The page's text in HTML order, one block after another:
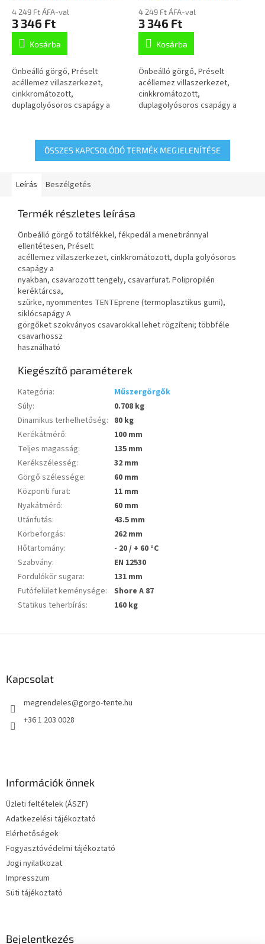
2470PJO100P30-11
4 249 Ft ÁFA-val
3 346 Ft
Kosárba
Önbeálló görgő, Préselt
acéllemez villaszerkezet,
cinkkromátozott,
duplagolyósoros csapágy a
keréktárcsa, szürke,...
2470PJO100P30-13
4 249 Ft ÁFA-val
3 346 Ft
Kosárba
Önbeálló görgő, Préselt
acéllemez villaszerkezet,
cinkkromátozott,
duplagolyósoros csapágy a
keréktárcsa, szürke,...
ÖSSZES KAPCSOLÓDÓ TERMÉK MEGJELENÍTÉSE
Leírás Beszélgetés
Termék részletes leírása
Önbeálló görgő totálfékkel, fékpedál a menetiránnyal
ellentétesen, Préselt
acéllemez villaszerkezet, cinkkromátozott, dupla golyósoros
csapágy a
nyakban, csavarozott tengely, csavarfurat. Polipropilén
keréktárcsa,
szürke, nyommentes TENTEprene (termoplasztikus gumi),
siklócsapágy A
görgőket szokványos csavarokkal lehet rögzíteni; többféle
csavarhossz
használható
Kiegészítő paraméterek
Kategória:
Műszergörgők
Súly:
0.708 kg
Dinamikus terhelhetőség: 80 kg
Kerékátmérő:
100 mm
Teljes magasság:
135 mm
Kerékszélesség:
32 mm
Görgő szélessége:
60 mm
Központi furat:
11 mm
Nyakátmérő:
60 mm
Utánfutás:
43.5 mm
Körbeforgás:
262 mm
Hőtartomány:
- 20 / + 60 °C
Szabvány:
EN 12530
Fordulókör sugara:
131 mm
Futófelület keménysége:
Shore A 87
Statikus teherbírás: 160 kg
Kapcsolat
megrendeles@gorgo-tente.hu
+36 1 203 0028
Információk önnek
Üzleti feltételek (ÁSZF)
Adatkezelési tájékoztató
Elérhetőségek
Fogyasztóvédelmi tájékoztató
Jogi nyilatkozat
Impresszum
Süti tájékoztató
Bejelentkezés